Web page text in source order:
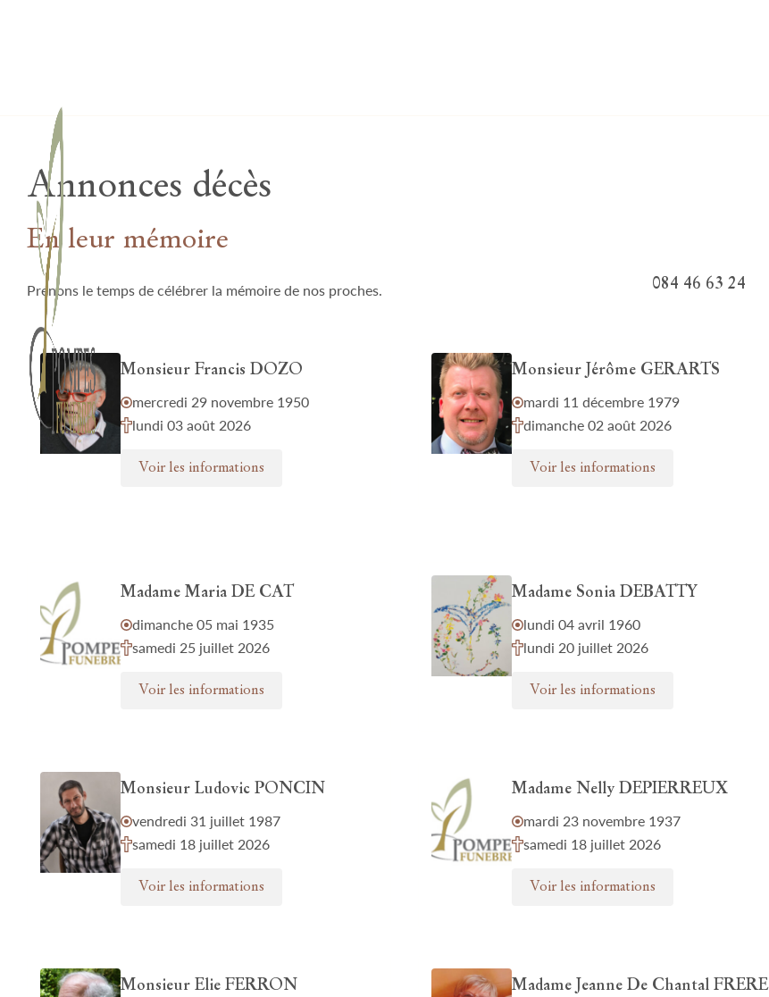
084 46 63 24
Annonces décès
En leur mémoire
Prenons le temps de célébrer la mémoire de nos proches.
Monsieur Francis DOZO
mercredi 29 novembre 1950
lundi 03 août 2026
Voir les informations
Monsieur Jérôme GERARTS
mardi 11 décembre 1979
dimanche 02 août 2026
Voir les informations
Madame Maria DE CAT
dimanche 05 mai 1935
samedi 25 juillet 2026
Voir les informations
Madame Sonia DEBATTY
lundi 04 avril 1960
lundi 20 juillet 2026
Voir les informations
Monsieur Ludovic PONCIN
vendredi 31 juillet 1987
samedi 18 juillet 2026
Voir les informations
Madame Nelly DEPIERREUX
mardi 23 novembre 1937
samedi 18 juillet 2026
Voir les informations
Monsieur Elie FERRON Madame Jeanne De Chantal FRERE